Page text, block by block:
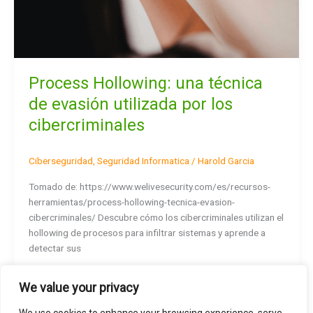
We value your privacy
Process Hollowing: una técnica
de evasión utilizada por los
cibercriminales
Ciberseguridad Seguridad Informatica / Harold Garcia
Tomado de: https://www.welivesecurity.com/es/recursos-
herramientas/process-hollowing-tecnica-evasion-
cibercriminales/ Descubre cómo los cibercriminales utilizan el
hollowing de procesos para infiltrar sistemas y aprende a
detectar sus